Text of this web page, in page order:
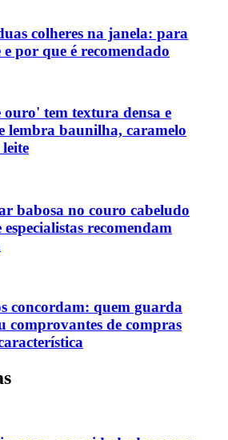
colheres na janela: para
e por que é recomendado
tem textura densa e
lembra baunilha, caramelo
leite
babosa no couro cabeludo
recomendam
concordam: quem guarda
comprovantes de compras